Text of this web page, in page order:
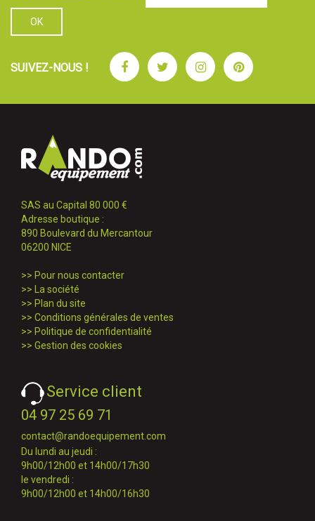
SUIVEZ-NOUS ! FacebookTwitterInstagramPinterest
SAS au Capital 80 000 €
Adresse boutique :
890 Boulevard du Mercantour
06200 NICE
>> Pour nous contacter
>>
La société
>> Plan du site
>> Conditions générales de ventes
>> Politique de confidentialité
>> Gestion des cookies
Service client
04 97 25 69 71
contact@randoequipement.com
Du lundi au jeudi :
9h00/12h00 et 14h00/17h30
le vendredi :
9h00/12h00 et 14h00/16h30